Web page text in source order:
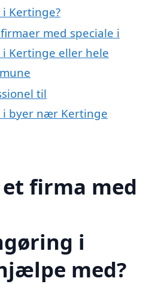
Kertinge?
med speciale i
Kertinge eller hele
til
byer nær Kertinge
firma med
i
med?